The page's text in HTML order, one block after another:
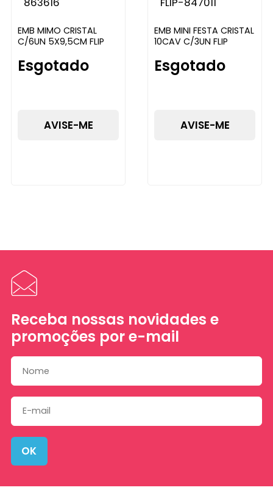
EMB MIMO CRISTAL
C/6UN 5X9,5CM FLIP
Esgotado
AVISE-ME
EMB MINI FESTA CRISTAL
10CAV C/3UN FLIP
Esgotado
AVISE-ME
Receba nossas novidades e
promoções por e-mail
OK